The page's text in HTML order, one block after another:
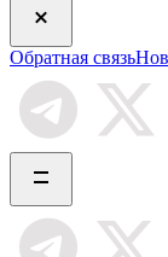
Обратная связь